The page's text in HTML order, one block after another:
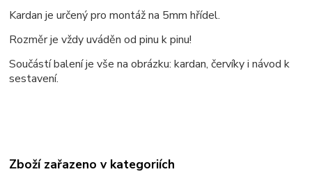
Kardan je určený pro montáž na 5mm hřídel.
Rozměr je vždy uváděn od pinu k pinu!
Součástí balení je vše na obrázku: kardan, červíky i návod k
sestavení.
Zboží zařazeno v kategoriích